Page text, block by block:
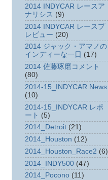
2014 INDYCAR レースア
ナリシス (9)
2014 INDYCAR レースプ
レビュー (20)
2014 ジャック・アマノの
インディーな一日 (17)
2014 佐藤琢磨コメント
(80)
2014-15_INDYCAR News
(10)
2014-15_INDYCAR レポ
ート (5)
2014_Detroit (21)
2014_Houston (12)
2014_Houston_Race2 (6)
2014_INDY500 (47)
2014_Pocono (11)